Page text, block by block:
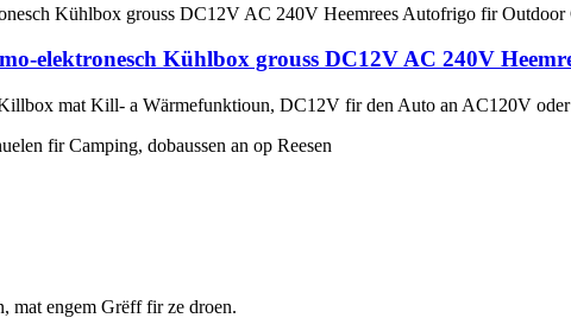
elektronesch Kühlbox grouss DC12V AC 240V
mat Kill- a Wärmefunktioun, DC12V fir den Auto an AC120V
fir Camping, dobaussen an op Reesen
mat engem Grëff fir ze droen.